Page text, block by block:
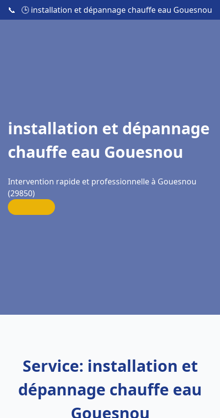
📞 🕒 installation et dépannage chauffe eau Gouesnou
installation et dépannage
chauffe eau Gouesnou
Intervention rapide et professionnelle à Gouesnou
(29850)
Service: installation et
dépannage chauffe eau
Gouesnou